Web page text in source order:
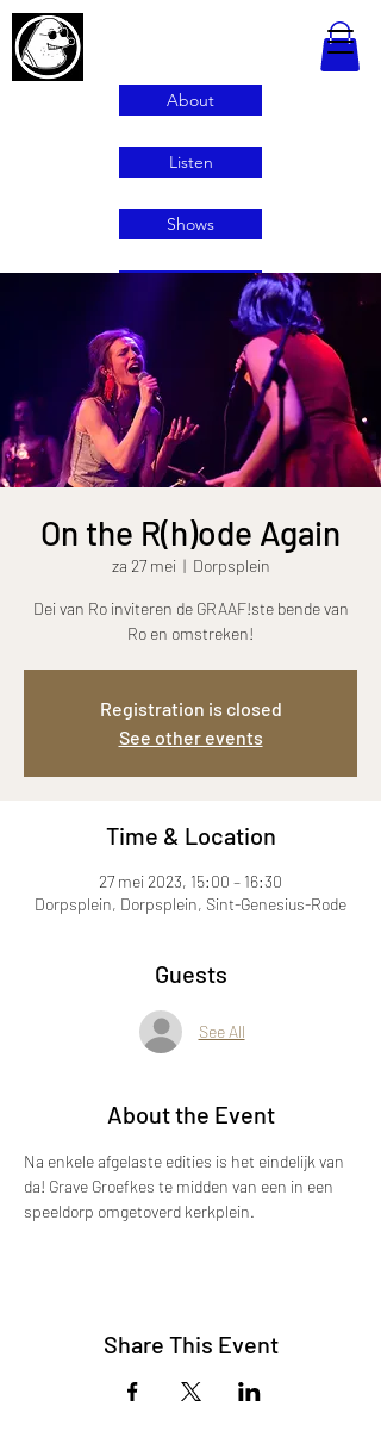
About
Listen
Shows
On the R(h)ode Again
za 27 mei
  |
Dorpsplein
Dei van Ro inviteren de GRAAF!ste bende van
Ro en omstreken!
Registration is closed
See other events
Time & Location
27 mei 2023, 15:00 – 16:30
Dorpsplein, Dorpsplein, Sint-Genesius-Rode
Guests
See All
About the Event
Na enkele afgelaste edities is het eindelijk van
da! Grave Groefkes te midden van een in een
speeldorp omgetoverd kerkplein.
Share This Event